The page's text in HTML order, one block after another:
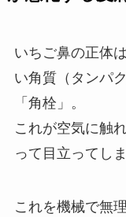
いちご鼻の正体
い角質（タンパ
「角栓」。
これが空気に触
って目立ってし
これを機械で無